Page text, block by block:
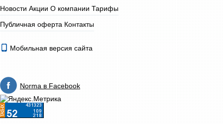
Новости Акции О компании Тарифы
Публичная оферта Контакты
Мобильная версия сайта
Norma в Facebook